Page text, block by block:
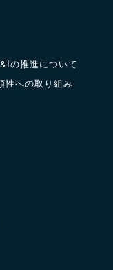
の推進について
性への取り組み